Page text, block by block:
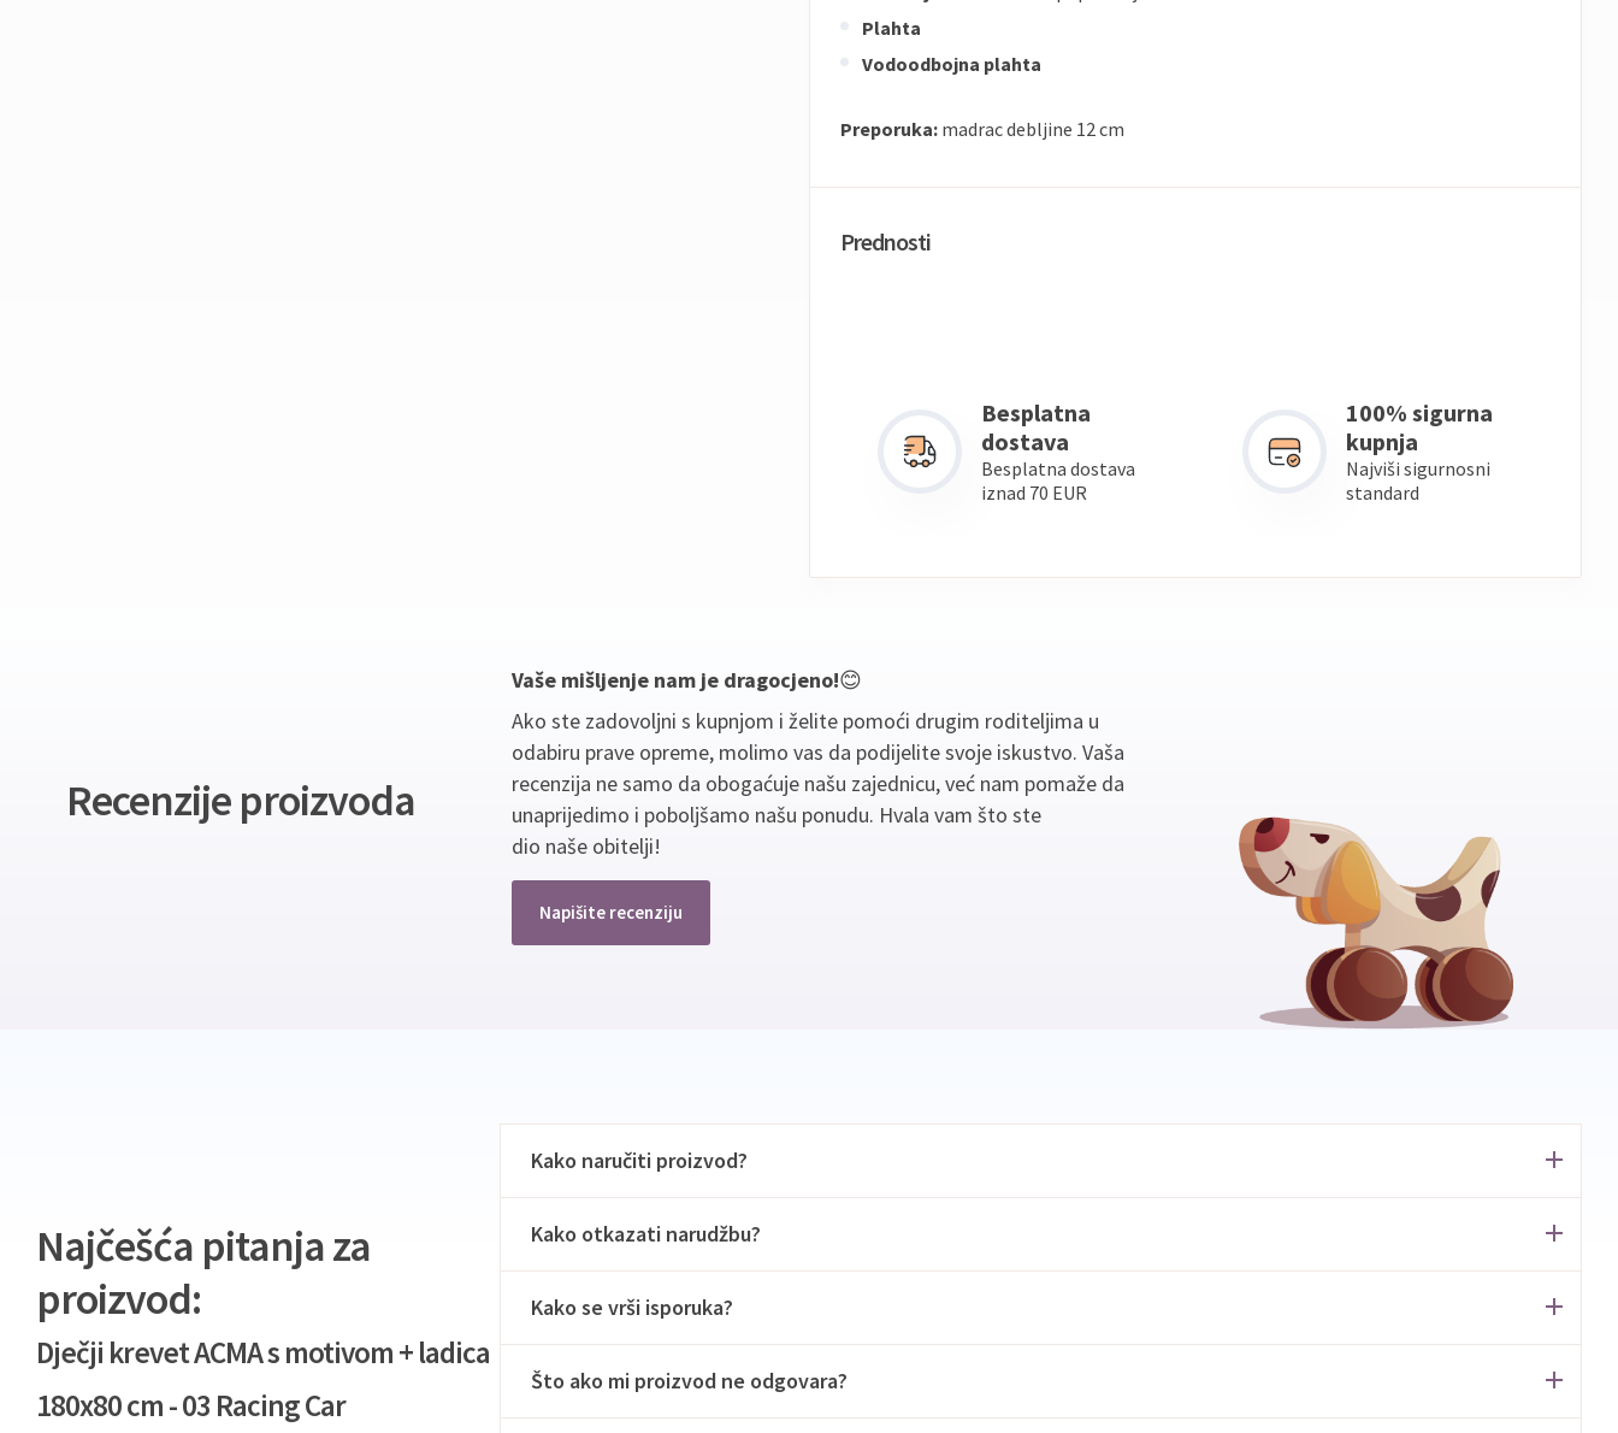
Plahta
Vodoodbojna plahta
Preporuka: madrac debljine 12 cm
Prednosti
Besplatna
dostava
Besplatna dostava
iznad 70 EUR
100% sigurna
kupnja
Najviši sigurnosni
standard
Recenzije proizvoda
Vaše mišljenje nam je dragocjeno!😊
Ako ste zadovoljni s kupnjom i želite pomoći drugim roditeljima u
odabiru prave opreme, molimo vas da podijelite svoje iskustvo. Vaša
recenzija ne samo da obogaćuje našu zajednicu, već nam pomaže da
unaprijedimo i poboljšamo našu ponudu. Hvala vam što ste
dio naše obitelji!
Napišite recenziju
Najčešća pitanja za
proizvod:
Dječji krevet ACMA s motivom + ladica
180x80 cm - 03 Racing Car
Kako naručiti proizvod?
Kako otkazati narudžbu?
Kako se vrši isporuka?
Što ako mi proizvod ne odgovara?